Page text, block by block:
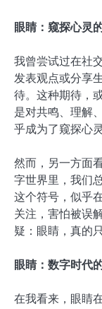
眼睛：窥探心灵
我曾尝试过在社
发表观点或分享
待。这种期待，
是对共鸣、理解
乎成为了窥探心
然而，另一方面
字世界里，我们
这个符号，似乎
关注，害怕被误
疑：眼睛，真的
眼睛：数字时代
在我看来，眼睛